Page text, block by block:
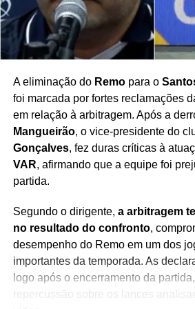
Redação
A eliminação do Remopara o
foi marcada por fortes reclamações
em relação à arbitragem. Após a
Mangueirão, o vice-presidente do
Gonçalves, fez duras críticas à
VAR, afirmando que a equipe foi
partida.
Segundo o dirigente, a arbitragem
no resultado do confronto,
desempenho do Remo em um dos
importantes da temporada. As
logo após o encerramento da
repercussão sobre os lances